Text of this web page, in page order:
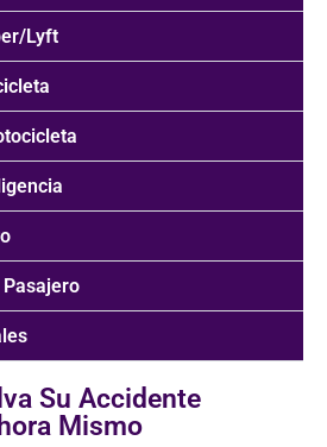
Lyft
Su Accidente
Mismo